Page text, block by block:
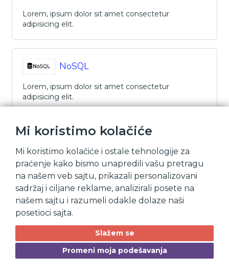
Mi koristimo kolačiće
Mi koristimo kolačiće i ostale tehnologije za
praćenje kako bismo unapredili vašu pretragu
na našem veb sajtu, prikazali personalizovani
sadržaj i ciljane reklame, analizirali posete na
našem sajtu i razumeli odakle dolaze naši
posetioci sajta.
Slažem se
Promeni moja podešavanja
Lorem, ipsum dolor sit amet consectetur
adipisicing elit.
NoSQL
Lorem, ipsum dolor sit amet consectetur
adipisicing elit.